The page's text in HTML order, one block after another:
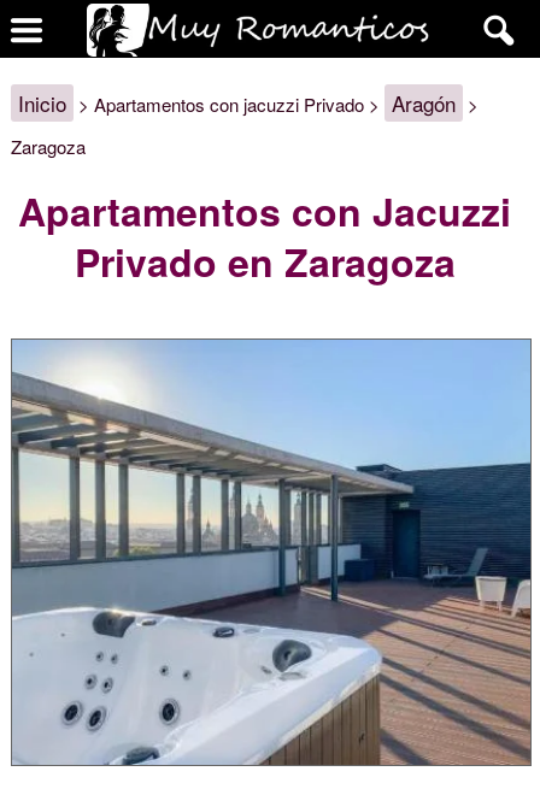
Inicio > Apartamentos con jacuzzi Privado > Aragón >
Zaragoza
Apartamentos con Jacuzzi
Privado en Zaragoza